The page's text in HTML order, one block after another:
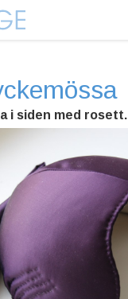
i siden med rosett.